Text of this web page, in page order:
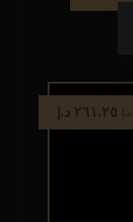
د.إ ٢٦١.٢٥ د.إ